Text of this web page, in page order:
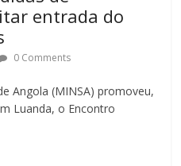
entrada do
0 Comments
Angola (MINSA) promoveu,
Luanda, o Encontro